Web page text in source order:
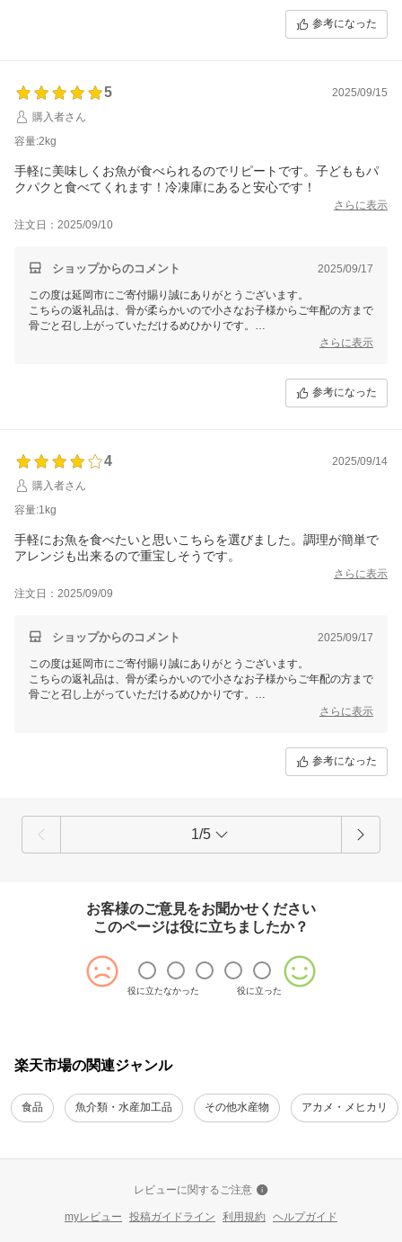
参考になった
5
2025/09/15
購入者さん
容量:2kg
手軽に美味しくお魚が食べられるのでリピートです。子どももパ
クパクと食べてくれます！冷凍庫にあると安心です！
さらに表示
注文日：2025/09/10
ショップからのコメント 2025/09/17
この度は延岡市にご寄付賜り誠にありがとうございます。
こちらの返礼品は、骨が柔らかいので小さなお子様からご年配の方まで
骨ごと召し上がっていただけるめひかりです。
当市の返礼品をお気に召していただき、繰り返しご支援いただきました
まいりますので、引き続き延岡市をよろしくお願いいたします。
さらに表示
参考になった
4
2025/09/14
購入者さん
容量:1kg
手軽にお魚を食べたいと思いこちらを選びました。調理が簡単で
アレンジも出来るので重宝しそうです。
さらに表示
注文日：2025/09/09
ショップからのコメント 2025/09/17
この度は延岡市にご寄付賜り誠にありがとうございます。
こちらの返礼品は、骨が柔らかいので小さなお子様からご年配の方まで
骨ごと召し上がっていただけるめひかりです。
さらに表示
参考になった
1/5
お客様のご意見をお聞かせください
このページは役に立ちましたか？
役に立たなかった 役に立った
楽天市場の関連ジャンル
食品 魚介類・水産加工品 その他水産物 アカメ・メヒカリ
レビューに関するご注意
myレビュー 投稿ガイドライン 利用規約 ヘルプガイド